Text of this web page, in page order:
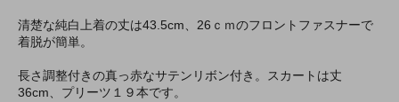
清楚な純白上着の丈は43.5cm、26ｃｍのフロントファスナーで
着脱が簡単。
長さ調整付きの真っ赤なサテンリボン付き。スカートは丈
36cm、プリーツ１９本です。